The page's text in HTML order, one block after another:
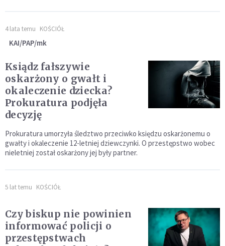
4 lata temu KOŚCIÓŁ
KAI/PAP/mk
Ksiądz fałszywie
oskarżony o gwałt i
okaleczenie dziecka?
Prokuratura podjęła
decyzję
Prokuratura umorzyła śledztwo przeciwko księdzu oskarżonemu o
gwałty i okaleczenie 12-letniej dziewczynki. O przestępstwo wobec
nieletniej został oskarżony jej były partner.
5 lat temu KOŚCIÓŁ
Czy biskup nie powinien
informować policji o
przestępstwach